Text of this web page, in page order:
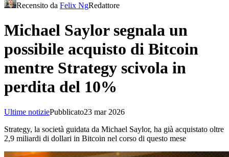
Recensito da Felix NgRedattore
Michael Saylor segnala un
possibile acquisto di Bitcoin
mentre Strategy scivola in
perdita del 10%
Ultime notiziePubblicato23 mar 2026
Strategy, la società guidata da Michael Saylor, ha già acquistato oltre
2,9 miliardi di dollari in Bitcoin nel corso di questo mese